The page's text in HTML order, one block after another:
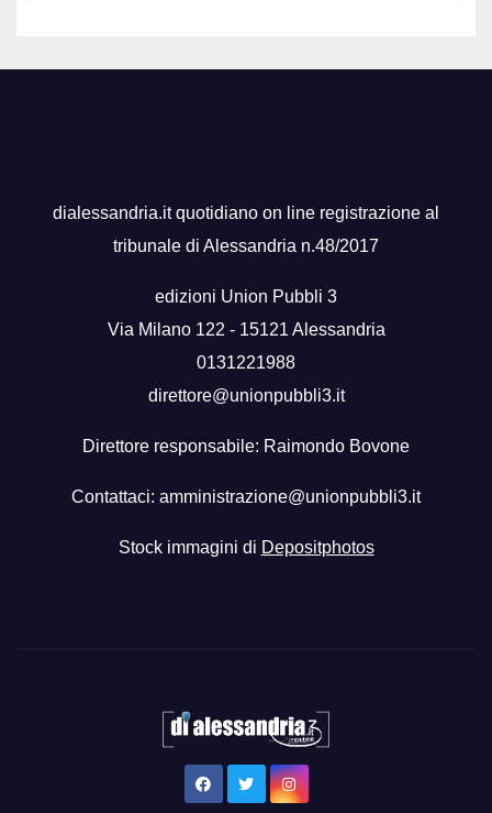
dialessandria.it quotidiano on line registrazione al
tribunale di Alessandria n.48/2017
edizioni Union Pubbli 3
Via Milano 122 - 15121 Alessandria
0131221988
direttore@unionpubbli3.it
Direttore responsabile: Raimondo Bovone
Contattaci: amministrazione@unionpubbli3.it
Stock immagini di Depositphotos